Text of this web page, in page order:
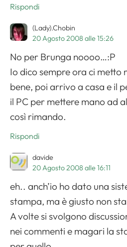
Rispondi
(Lady).Chobin
20 Agosto 2008 alle 15:26
No per Brunga noooo…:P
Io dico sempre ora ci metto
bene, poi arrivo a casa e il
il PC per mettere mano ad
così rimando.
Rispondi
davide
20 Agosto 2008 alle 16:11
eh.. anch’io ho dato una
stampa, ma è giusto non
A volte si svolgono
nei commenti e magari la